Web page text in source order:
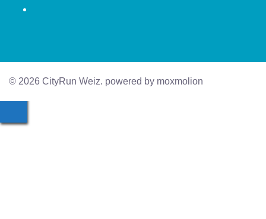
© 2026 CityRun Weiz. powered by moxmolion